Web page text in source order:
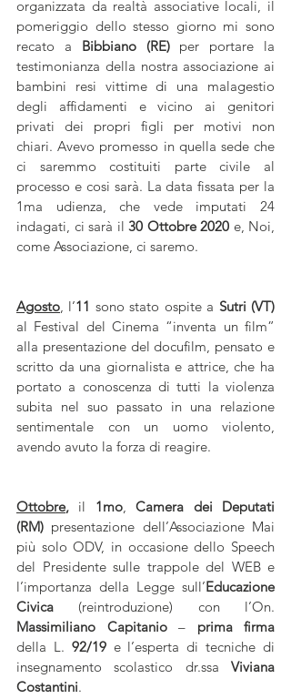
organizzata da realtà associative locali, il
pomeriggio dello stesso giorno mi sono
recato a Bibbiano (RE) per portare la
testimonianza della nostra associazione ai
bambini resi vittime di una malagestio
degli affidamenti e vicino ai genitori
privati dei propri figli per motivi non
chiari. Avevo promesso in quella sede che
ci saremmo costituiti parte civile al
processo e cosi sarà. La data fissata per la
1ma udienza, che vede imputati 24
indagati, ci sarà il 30 Ottobre 2020 e, Noi,
come Associazione, ci saremo.
Agosto, l’11 sono stato ospite a Sutri (VT)
al Festival del Cinema “inventa un film”
alla presentazione del docufilm, pensato e
scritto da una giornalista e attrice, che ha
portato a conoscenza di tutti la violenza
subita nel suo passato in una relazione
sentimentale con un uomo violento,
avendo avuto la forza di reagire.
Ottobre, il 1mo, Camera dei Deputati
(RM) presentazione dell’Associazione Mai
più solo ODV, in occasione dello Speech
del Presidente sulle trappole del WEB e
l’importanza della Legge sull’Educazione
Civica (reintroduzione) con l’On.
Massimiliano Capitanio – prima firma
della L. 92/19 e l’esperta di tecniche di
insegnamento scolastico dr.ssa Viviana
Costantini.